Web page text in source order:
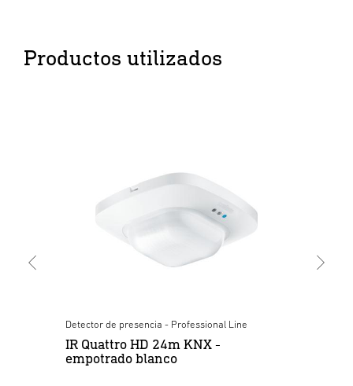
Productos utilizados
Detector de presencia - Professional Line
IR Quattro HD 24m KNX -
empotrado blanco